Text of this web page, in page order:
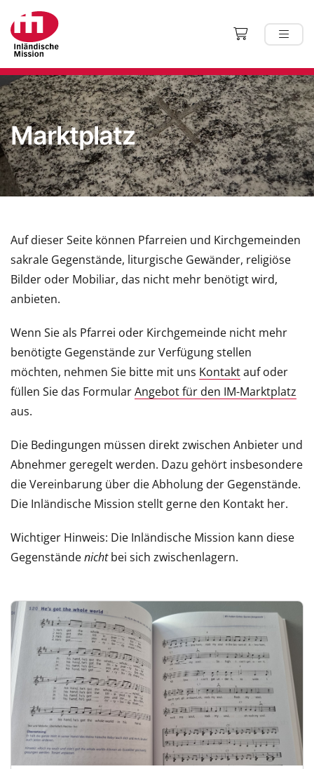
Marktplatz
Auf dieser Seite können Pfarreien und Kirchgemeinden
sakrale Gegenstände, liturgische Gewänder, religiöse
Bilder oder Mobiliar, das nicht mehr benötigt wird,
anbieten.
Wenn Sie als Pfarrei oder Kirchgemeinde nicht mehr
benötigte Gegenstände zur Verfügung stellen
möchten, nehmen Sie bitte mit uns Kontaktauf oder
füllen Sie das FormularAngebot für den IM-Marktplatz
aus.
Die Bedingungen müssen direkt zwischen Anbieter und
Abnehmer geregelt werden. Dazu gehört insbesondere
die Vereinbarung über die Abholung der Gegenstände.
Die Inländische Mission stellt gerne den Kontakt her.
Wichtiger Hinweis: Die Inländische Mission kann diese
Gegenständenichtbei sich zwischenlagern.